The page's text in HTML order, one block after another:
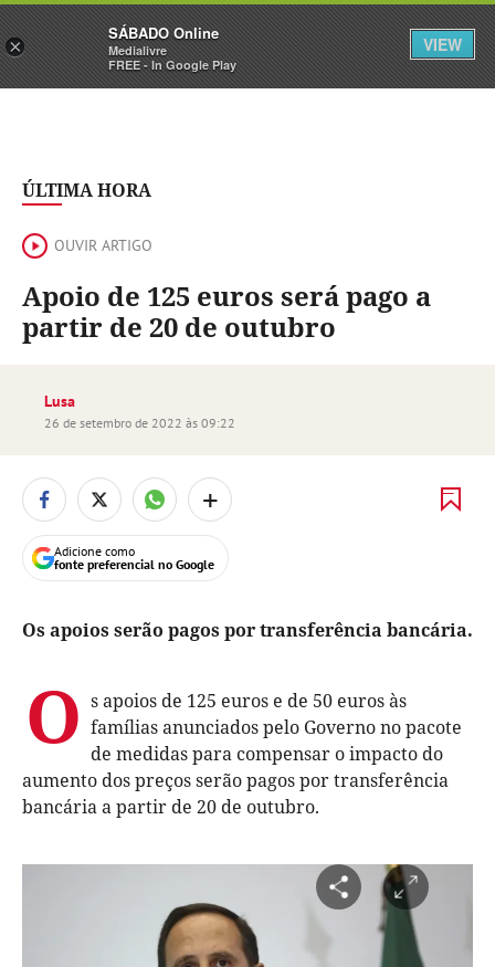
Sábado Assine Iniciar Sessão
ÚLTIMA HORA
OUVIR ARTIGO
Apoio de 125 euros será pago a
partir de 20 de outubro
Lusa
26 de setembro de 2022 às 09:22
+
Adicione como
fonte preferencial no Google
Os apoios serão pagos por transferência bancária.
O s apoios de 125 euros e de 50 euros às
famílias anunciados pelo Governo no pacote
de medidas para compensar o impacto do
aumento dos preços serão pagos por transferência
bancária a partir de 20 de outubro.
×
SÁBADO Online
Medialivre
FREE - In Google Play
VIEW